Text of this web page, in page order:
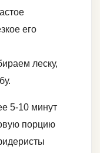
его
леску,
5-10 минут
порцию